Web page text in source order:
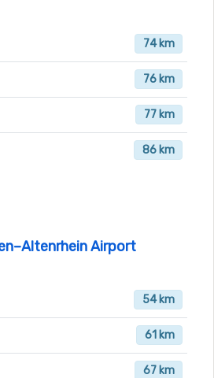
74 km
76 km
77 km
86 km
Airport
54 km
61 km
67 km